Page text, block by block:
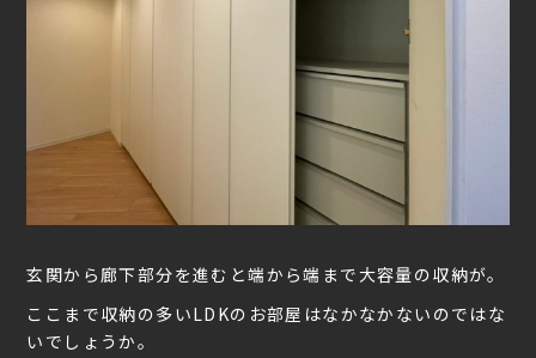
玄関から廊下部分を進むと端から端まで大容量の収納が。
ここまで収納の多いLDKのお部屋はなかなかないのではな
いでしょうか。